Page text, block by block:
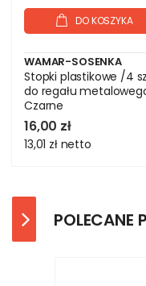
DO KOSZYKA
WAMAR-SOSENKA
Stopki plastikowe /4
do regału
Czarne
16,00 zł
13,01 zł netto
POLECANE